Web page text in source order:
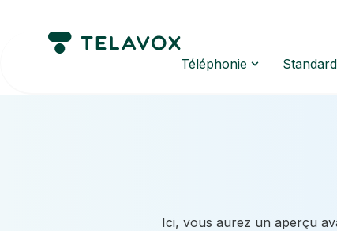
Téléphonie
Ici, vous aurez un aperçu